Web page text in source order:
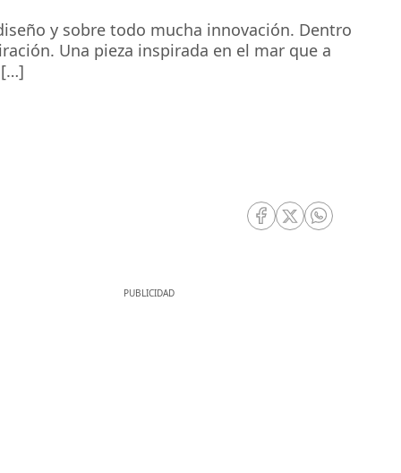
y sobre todo mucha innovación. Dentro
Una pieza inspirada en el mar que a
RRSS Facebook
RRSS Twitter
RRSS